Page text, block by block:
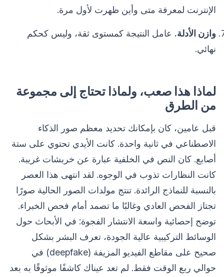
الإنترنت لمعرفة متى وأين ظهرت لأول مرة.
وازن الأدلة. عامل النتيجة كمستوى ثقة، وليس كحكم
نهائي.
لماذا هذا صعب، ولماذا تحتاج إلى مجموعة
من الطرق
قبل عامين، كان بإمكانك تحديد معظم صور الذكاء
الاصطناعي في ثانية واحدة. كانت الأيدي تحتوي على ستة
أصابع. كان النص في الخلفية عبارة عن خربشات غريبة.
كانت النظارات تذوب في الوجوه. لقد انتهى هذا العصر
بالنسبة للنماذج الرائدة. تنتج مولدات الصور الحالية صورًا
تجتاز الفحص العادي وغالبًا ما تصمد أمام فحص الخبراء.
توضح إحصائية واسعة الانتشار الفجوة: في الأبحاث حول
الوسائط التركيبية عالية الجودة، تعرف البشر بشكل
صحيح على مقاطع الفيديو المزيفة (deepfake) في
حوالي ربع الوقت فقط. لم تعد عيناك كاشفًا موثوقًا به بعد